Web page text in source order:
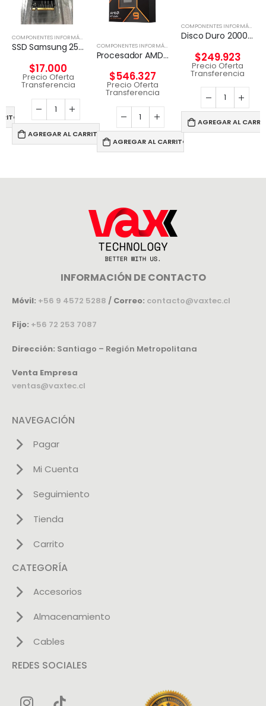
,DISCO EXTERNO
COMPONENTES INFORMÁTICOS
SSD Samsung 256 GB / Unidad de estado sólido
$17.000
Precio Oferta
Transferencia
AGREGAR AL CARRITO
COMPONENTES INFORMÁTICOS
Procesador AMD RYZEN 9 9900X 12-Core 4.4 Ghz
$546.327
Precio Oferta
Transferencia
AGREGAR AL CARRITO
COMPONENTES INFORMÁTICOS
Disco Duro 2000G PORTABLE SSD XS2000 USB 3.2 Gen 2
$249.923
Precio Oferta
Transferencia
AGREGAR AL
INFORMACIÓN DE CONTACTO
Móvil: +56 9 4572 5288 / Correo: contacto@vaxtec.cl
Fijo: +56 72 253 7087
Dirección: Santiago – Región Metropolitana
Venta Empresa
ventas@vaxtec.cl
NAVEGACIÓN
Pagar
Mi Cuenta
Seguimiento
Tienda
Carrito
CATEGORÍA
Accesorios
Almacenamiento
Cables
REDES SOCIALES